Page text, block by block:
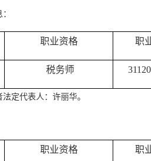
职业资格 职
税务师
定代表人：许丽华。
职业资格 职